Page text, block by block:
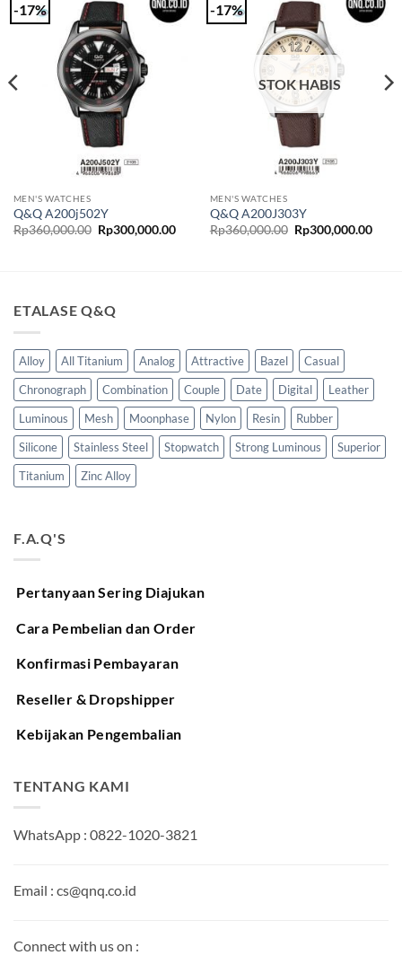
-17%
Add to
Wishlist
MEN'S WATCHES
Q&Q A200j502Y
Rp360,000.00 Harga
aslinya
Rp300,000.00Harga
-17%
Add to
Wishlist
STOK HABIS
MEN'S WATCHES
Q&Q A200J303Y
Rp360,000.00 Harga
aslinya
Rp300,000.00
ETALASE Q&Q
Alloy All Titanium Analog Attractive Bazel
Casual
Chronograph
Combination Couple Date Digital
Leather
Luminous
Mesh Moonphase Nylon Resin
Rubber
Silicone
Stainless Steel Stopwatch Strong Luminous
Superior
Titanium
Zinc Alloy
F.A.Q'S
Pertanyaan Sering Diajukan
Cara Pembelian dan Order
Konfirmasi Pembayaran
Reseller & Dropshipper
Kebijakan Pengembalian
TENTANG KAMI
WhatsApp : 0822-1020-3821
Email : cs@qnq.co.id
Connect with us on :